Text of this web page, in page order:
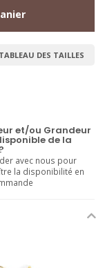
TABLEAU DES TAILLES
et/ou Grandeur
de la
avec nous pour
la disponibilité en